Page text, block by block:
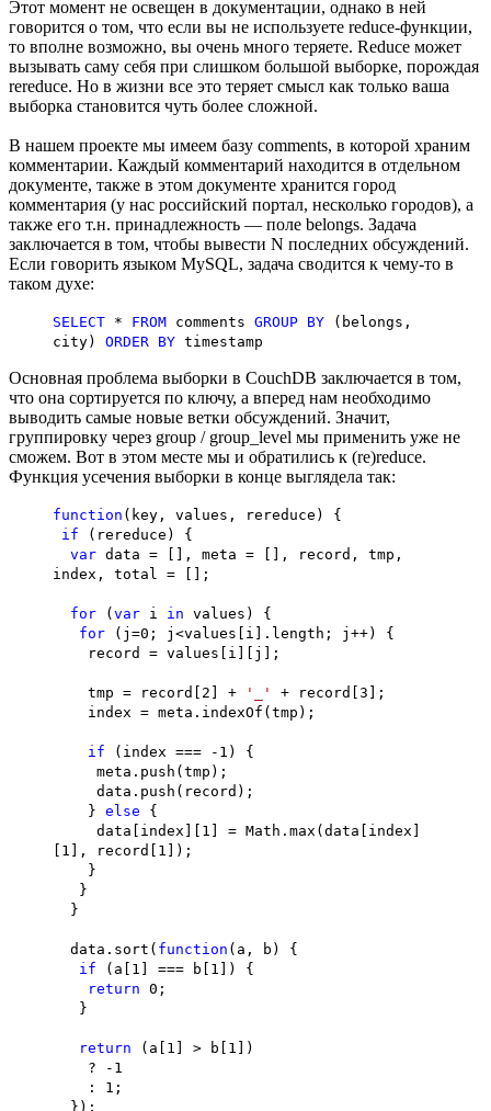
Этот момент не освещен в документации, однако в ней
говорится о том, что если вы не используете reduce-функции,
то вполне возможно, вы очень много теряете. Reduce может
вызывать саму себя при слишком большой выборке, порождая
rereduce. Но в жизни все это теряет смысл как только ваша
выборка становится чуть более сложной.
В нашем проекте мы имеем базу comments, в которой храним
комментарии. Каждый комментарий находится в отдельном
документе, также в этом документе хранится город
комментария (у нас российский портал, несколько городов), а
также его т.н. принадлежность — поле belongs. Задача
заключается в том, чтобы вывести N последних обсуждений.
Если говорить языком MySQL, задача сводится к чему-то в
таком духе:
SELECT * FROM comments GROUP BY (belongs,
city) ORDER BY timestamp
Основная проблема выборки в CouchDB заключается в том,
что она сортируется по ключу, а вперед нам необходимо
выводить самые новые ветки обсуждений. Значит,
группировку через group / group_level мы применить уже не
сможем. Вот в этом месте мы и обратились к (re)reduce.
Функция усечения выборки в конце выглядела так:
function (key, values, rereduce) {
if (rereduce) {
var data = [], meta = [], record, tmp,
index, total = [];
for ( var i in values) {
for (j=0; j<values[i].length; j++) {
record = values[i][j];
tmp = record[2] + '_'
+ record[3];
index = meta.indexOf(tmp);
if (index === -1) {
meta.push(tmp);
data.push(record);
} else {
data[index][1] = Math.max(data[index]
[1], record[1]);
}
}
}
data.sort( function (a, b) {
if (a[1] === b[1]) {
return 0;
}
return (a[1] > b[1])
? -1
: 1;
});